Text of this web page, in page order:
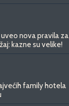
nova pravila za
kazne su velike!
family hotela